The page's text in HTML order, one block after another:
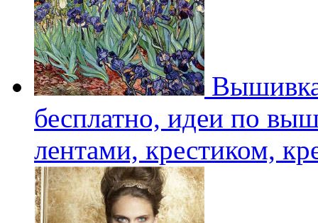
бесплатно, идеи по
лентами, крестиком,